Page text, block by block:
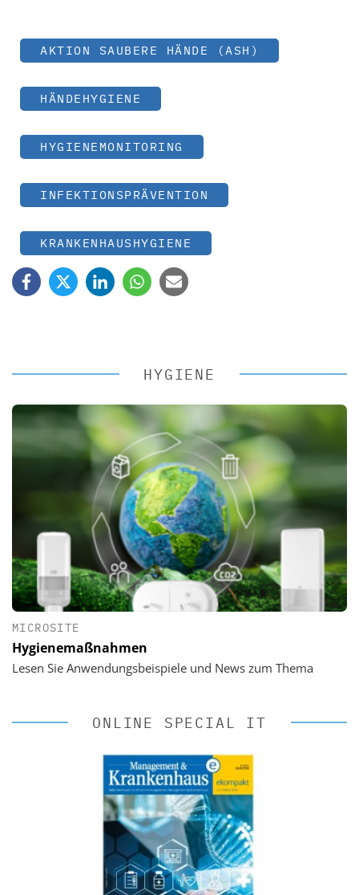
AKTION SAUBERE HÄNDE (ASH)
HÄNDEHYGIENE
HYGIENEMONITORING
INFEKTIONSPRÄVENTION
KRANKENHAUSHYGIENE
HYGIENE
MICROSITE
Hygienemaßnahmen
Lesen Sie Anwendungsbeispiele und News zum Thema
ONLINE SPECIAL IT